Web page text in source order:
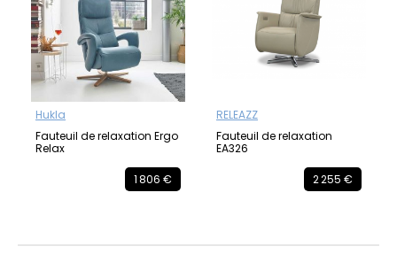
Hukla
Fauteuil de relaxation Ergo
Relax
1 806 €
RELEAZZ
Fauteuil de relaxation
EA326
2 255 €